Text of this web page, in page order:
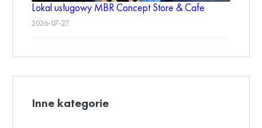
Lokal usługowy MBR Concept Store & Cafe
2026-07-27
Inne kategorie